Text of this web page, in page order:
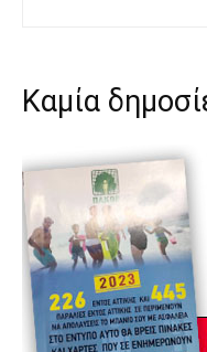
Καμία